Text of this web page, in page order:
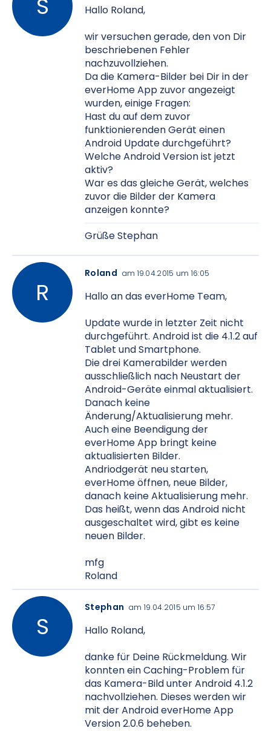
Hallo Roland,
wir versuchen gerade, den von Dir
beschriebenen Fehler
nachzuvollziehen.
Da die Kamera-Bilder bei Dir in der
everHome App zuvor angezeigt
wurden, einige Fragen:
Hast du auf dem zuvor
funktionierenden Gerät einen
Android Update durchgeführt?
Welche Android Version ist jetzt
aktiv?
War es das gleiche Gerät, welches
zuvor die Bilder der Kamera
anzeigen konnte?
Grüße Stephan
Roland am 19.04.2015 um 16:05
Hallo an das everHome Team,
Update wurde in letzter Zeit nicht
durchgeführt. Android ist die 4.1.2 auf
Tablet und Smartphone.
Die drei Kamerabilder werden
ausschließlich nach Neustart der
Android-Geräte einmal aktualisiert.
Danach keine
Änderung/Aktualisierung mehr.
Auch eine Beendigung der
everHome App bringt keine
aktualisierten Bilder.
Andriodgerät neu starten,
everHome öffnen, neue Bilder,
danach keine Aktualisierung mehr.
Das heißt, wenn das Android nicht
ausgeschaltet wird, gibt es keine
neuen Bilder.
mfg
Roland
Stephan am 19.04.2015 um 16:57
Hallo Roland,
danke für Deine Rückmeldung. Wir
konnten ein Caching-Problem für
das Kamera-Bild unter Android 4.1.2
nachvollziehen. Dieses werden wir
mit der Android everHome App
Version 2.0.6 beheben.